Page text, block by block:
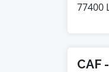
77400
CAF